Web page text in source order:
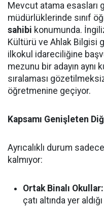
Mevcut atama esasları
müdürlüklerinde sınıf
sahibi konumunda.
Kültürü ve Ahlak Bilgisi
ilkokul idareciliğine
mezunu bir adayın
sıralaması
öğretmenine geçiyor.
Kapsamı Genişleten
Ayrıcalıklı durum
kalmıyor:
Ortak Binalı Okullar:
çatı altında yer